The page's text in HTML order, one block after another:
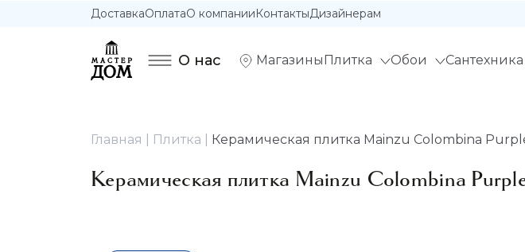
ДоставкаОплатаО компанииКонтактыДизайнерам
О нас Магазины Плитка Обои Сантехника
Главная Плитка Керамическая плитка Mainzu Colombina
Керамическая плитка Mainzu Colombina